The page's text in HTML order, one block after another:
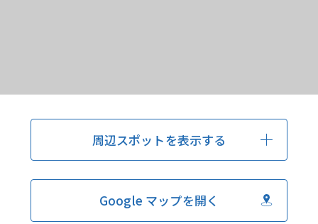
周辺スポットを表示する
Google マップを開く